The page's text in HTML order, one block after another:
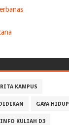
KAMPUS
GAYA HIDUP
INFO KULIAH D3